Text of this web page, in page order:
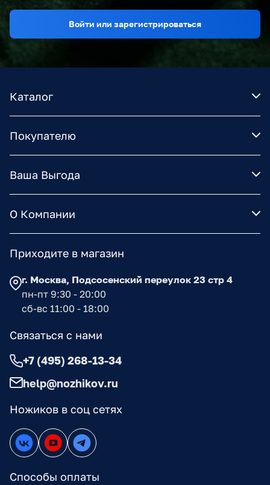
Войти или зарегистрироваться
Каталог
Покупателю
Ваша Выгода
О Компании
Ножиков в соц сетях
Способы оплаты
Приходите в магазин
г. Москва, Подсосенский переулок 23 стр 4
пн-пт 9:30 - 20:00
сб-вс 11:00 - 18:00
Связаться с нами
+7 (495) 268-13-34
help@nozhikov.ru